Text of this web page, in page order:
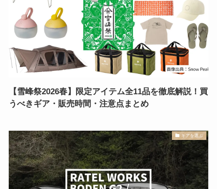
【雪峰祭2026春】限定アイテム全11品を徹底解説！買
うべきギア・販売時間・注意点まとめ
ギアを選ぶ